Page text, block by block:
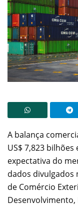
A balança
US$ 7,823
expectativa do
dados divulgados
de Comércio